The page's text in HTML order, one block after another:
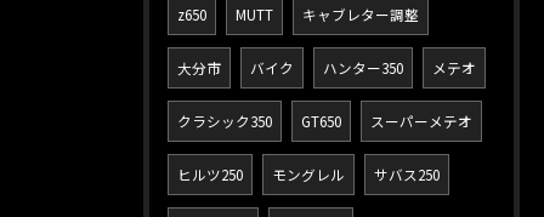
z650 MUTT キャブレター調整
大分市 バイク ハンター350 メテオ
クラシック350 GT650 スーパーメテオ
ヒルツ250 モングレル サバス250